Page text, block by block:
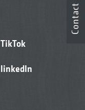
TikTok
linkedIn
Contact